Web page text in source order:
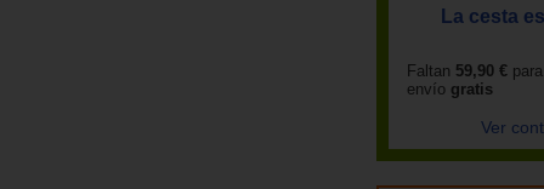
La cesta
Faltan 59,90 €
envío gratis
Ver